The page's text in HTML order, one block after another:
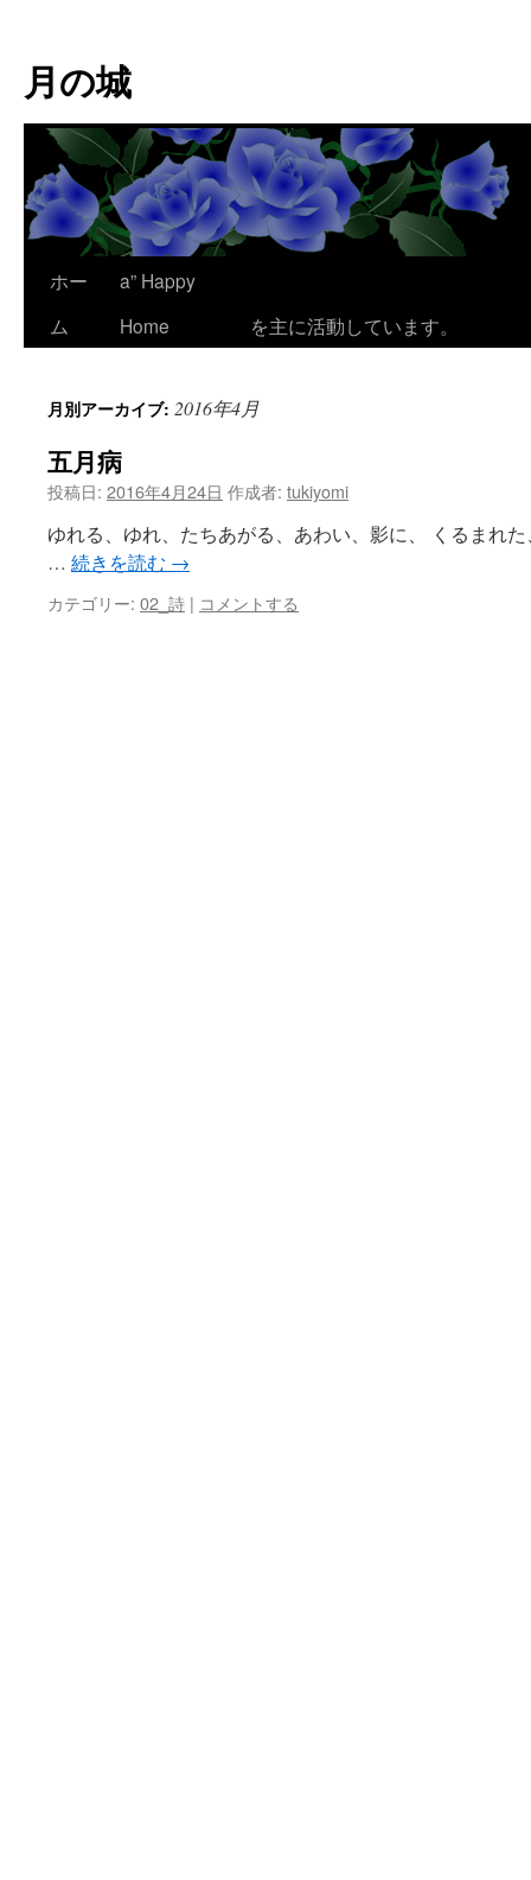
ン
キ
ッ
プ
月の城
ホー
ム
a” Happy
Home
を主に活動しています。
月別アーカイブ: 2016年4月
五月病
投稿日: 2016年4月24日 作成者: tukiyomi
ゆれる、ゆれ、たちあがる、あわい、影に、 くるまれ
… 続きを読む →
カテゴリー: 02_詩 | コメントする